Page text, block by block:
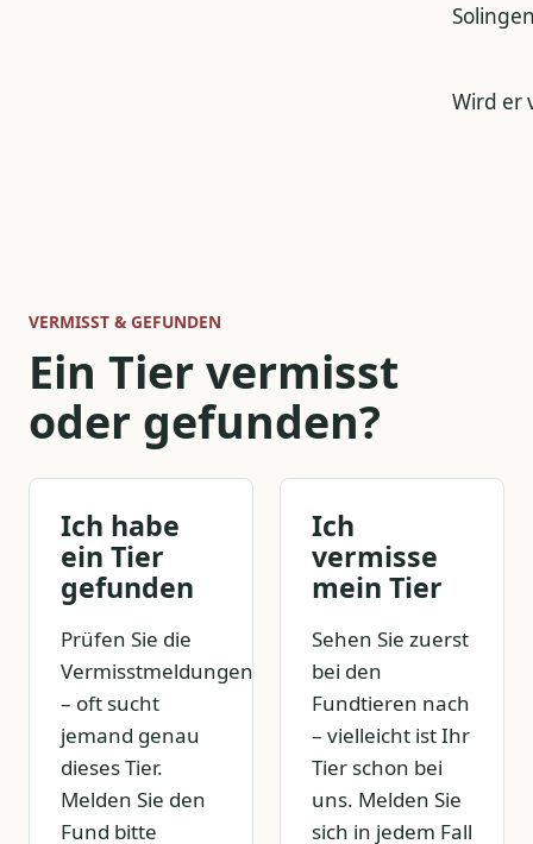
Wird er
VERMISST & GEFUNDEN
Ein Tier vermisst
oder gefunden?
Ich habe
ein Tier
gefunden
Prüfen Sie die
Vermisstmeldungen
– oft sucht
jemand genau
dieses Tier.
Melden Sie den
Fund bitte
Ich
vermisse
mein Tier
Sehen Sie zuerst
bei den
Fundtieren nach
– vielleicht ist Ihr
Tier schon bei
uns. Melden Sie
sich in jedem Fall